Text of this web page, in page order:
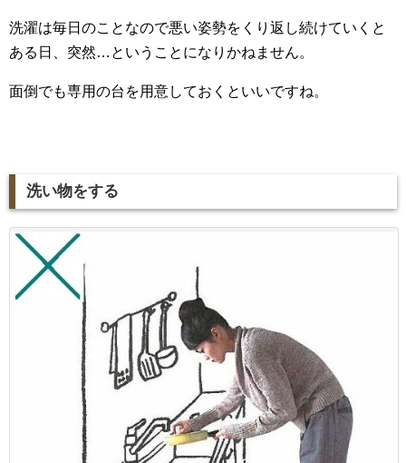
洗濯は毎日のことなので悪い姿勢をくり返し続けていくと
ある日、突然…ということになりかねません。
面倒でも専用の台を用意しておくといいですね。
洗い物をする